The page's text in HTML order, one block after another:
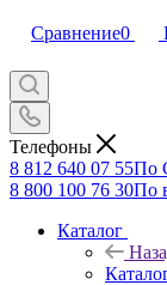
Сравнение0
Телефоны
8 812 640 07 55По
8 800 100 76 30По
Каталог